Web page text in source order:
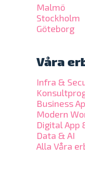
Malmö
Stockholm
Göteborg
Våra
Infra &
Business
Modern
Digital App
Data & AI
Alla Våra